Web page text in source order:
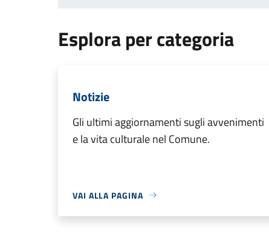
Esplora per categoria
Notizie
Gli ultimi aggiornamenti sugli avvenimenti
e la vita culturale nel Comune.
VAI ALLA PAGINA